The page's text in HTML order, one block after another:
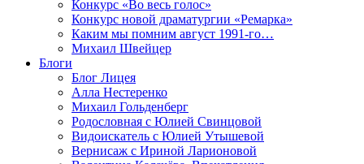
Конкурс «Во весь голос»
Конкурс новой драматургии «Ремарка»
Каким мы помним август 1991-го…
Михаил Швейцер
Блоги
Блог Лицея
Алла Нестеренко
Михаил Гольденберг
Родословная с Юлией Свинцовой
Видоискатель с Юлией Утышевой
Вернисаж с Ириной Ларионовой